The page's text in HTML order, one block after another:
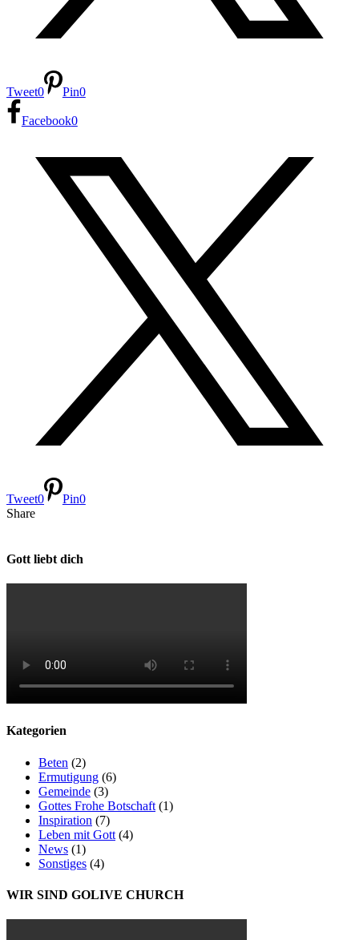
Tweet0 Pin0
Facebook0
Tweet0 Pin0
Share
Gott liebt dich
Kategorien
Beten (2)
Ermutigung (6)
Gemeinde (3)
Gottes Frohe Botschaft (1)
Inspiration (7)
Leben mit Gott (4)
News (1)
Sonstiges (4)
WIR SIND GOLIVE CHURCH